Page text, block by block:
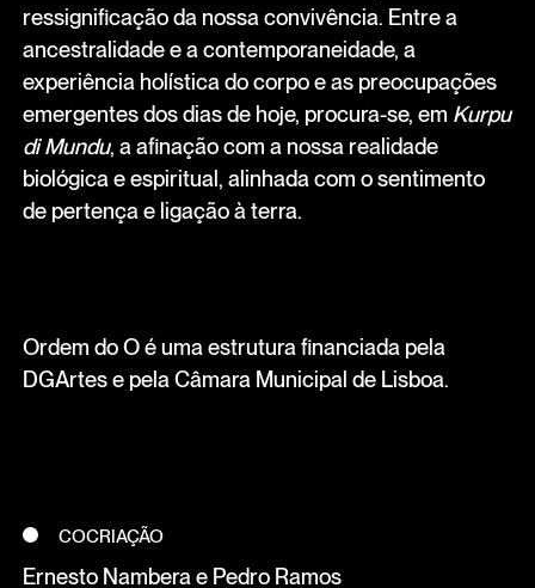
ressignificação da nossa convivência. Entre a
ancestralidade e a contemporaneidade, a
experiência holística do corpo e as preocupações
emergentes dos dias de hoje, procura-se, em Kurpu
di Mundu, a afinação com a nossa realidade
biológica e espiritual, alinhada com o sentimento
de pertença e ligação à terra.
Ordem do O é uma estrutura financiada pela
DGArtes e pela Câmara Municipal de Lisboa.
COCRIAÇÃO
Ernesto Nambera e Pedro Ramos